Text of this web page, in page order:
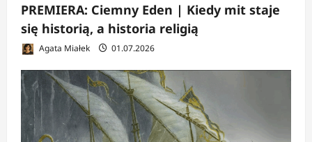
PREMIERA: Ciemny Eden | Kiedy mit staje
się historią, a historia religią
Agata Miałek 01.07.2026